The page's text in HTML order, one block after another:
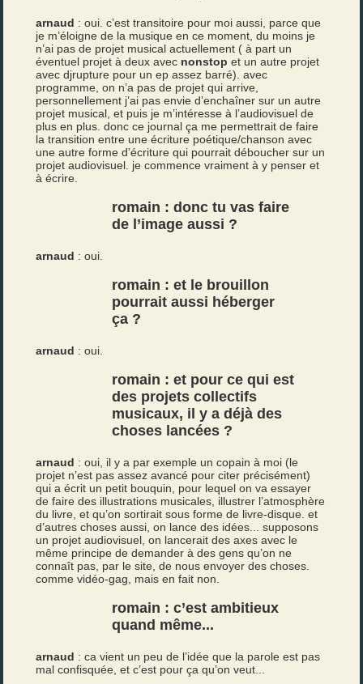
arnaud : oui. c’est transitoire pour moi aussi, parce que
je m’éloigne de la musique en ce moment, du moins je
n’ai pas de projet musical actuellement ( à part un
éventuel projet à deux avec nonstop et un autre projet
avec djrupture pour un ep assez barré). avec
programme, on n’a pas de projet qui arrive,
personnellement j’ai pas envie d’enchaîner sur un autre
projet musical, et puis je m’intéresse à l’audiovisuel de
plus en plus. donc ce journal ça me permettrait de faire
la transition entre une écriture poétique/chanson avec
une autre forme d’écriture qui pourrait déboucher sur un
projet audiovisuel. je commence vraiment à y penser et
à écrire.
romain : donc tu vas faire
de l’image aussi ?
arnaud : oui.
romain : et le brouillon
pourrait aussi héberger
ça ?
arnaud : oui.
romain : et pour ce qui est
des projets collectifs
musicaux, il y a déjà des
choses lancées ?
arnaud : oui, il y a par exemple un copain à moi (le
projet n’est pas assez avancé pour citer précisément)
qui a écrit un petit bouquin, pour lequel on va essayer
de faire des illustrations musicales, illustrer l’atmosphère
du livre, et qu’on sortirait sous forme de livre-disque. et
d’autres choses aussi, on lance des idées... supposons
un projet audiovisuel, on lancerait des axes avec le
même principe de demander à des gens qu’on ne
connaît pas, par le site, de nous envoyer des choses.
comme vidéo-gag, mais en fait non.
romain : c’est ambitieux
quand même...
arnaud : ca vient un peu de l’idée que la parole est pas
mal confisquée, et c’est pour ça qu’on veut...